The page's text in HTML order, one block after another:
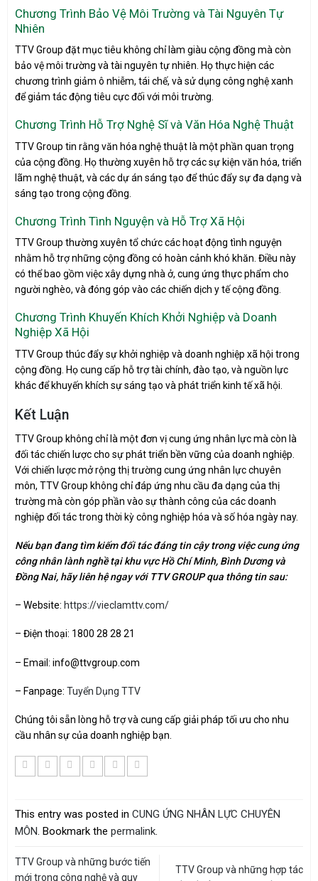
Chương Trình Bảo Vệ Môi Trường và Tài Nguyên Tự
Nhiên
TTV Group đặt mục tiêu không chỉ làm giàu cộng đồng mà còn
bảo vệ môi trường và tài nguyên tự nhiên. Họ thực hiện các
chương trình giảm ô nhiễm, tái chế, và sử dụng công nghệ xanh
để giảm tác động tiêu cực đối với môi trường.
Chương Trình Hỗ Trợ Nghệ Sĩ và Văn Hóa Nghệ Thuật
TTV Group tin rằng văn hóa nghệ thuật là một phần quan trọng
của cộng đồng. Họ thường xuyên hỗ trợ các sự kiện văn hóa, triển
lãm nghệ thuật, và các dự án sáng tạo để thúc đẩy sự đa dạng và
sáng tạo trong cộng đồng.
Chương Trình Tình Nguyện và Hỗ Trợ Xã Hội
TTV Group thường xuyên tổ chức các hoạt động tình nguyện
nhằm hỗ trợ những cộng đồng có hoàn cảnh khó khăn. Điều này
có thể bao gồm việc xây dựng nhà ở, cung ứng thực phẩm cho
người nghèo, và đóng góp vào các chiến dịch y tế cộng đồng.
Chương Trình Khuyến Khích Khởi Nghiệp và Doanh
Nghiệp Xã Hội
TTV Group thúc đẩy sự khởi nghiệp và doanh nghiệp xã hội trong
cộng đồng. Họ cung cấp hỗ trợ tài chính, đào tạo, và nguồn lực
khác để khuyến khích sự sáng tạo và phát triển kinh tế xã hội.
Kết Luận
TTV Group không chỉ là một đơn vị cung ứng nhân lực mà còn là
đối tác chiến lược cho sự phát triển bền vững của doanh nghiệp.
Với chiến lược mở rộng thị trường cung ứng nhân lực chuyên
môn, TTV Group không chỉ đáp ứng nhu cầu đa dạng của thị
trường mà còn góp phần vào sự thành công của các doanh
nghiệp đối tác trong thời kỳ công nghiệp hóa và số hóa ngày nay.
Nếu bạn đang tìm kiếm đối tác đáng tin cậy trong việc cung ứng
công nhân lành nghề tại khu vực Hồ Chí Minh, Bình Dương và
Đồng Nai, hãy liên hệ ngay với TTV GROUP qua thông tin sau:
– Website: https://vieclamttv.com/
– Điện thoại: 1800 28 28 21
– Email: info@ttvgroup.com
– Fanpage: Tuyển Dụng TTV
Chúng tôi sẵn lòng hỗ trợ và cung cấp giải pháp tối ưu cho nhu
cầu nhân sự của doanh nghiệp bạn.
This entry was posted in CUNG ỨNG NHÂN LỰC CHUYÊN
MÔN. Bookmark the permalink.
TTV Group và những bước tiến
mới trong công nghệ và quy
TTV Group và những hợp tác